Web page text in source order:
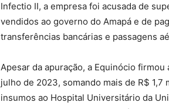
Infectio II, a empresa foi acusada de
vendidos ao governo do Amapá e de
transferências bancárias e passagens
Apesar da apuração, a Equinócio
julho de 2023, somando mais de R$
insumos ao Hospital Universitário da